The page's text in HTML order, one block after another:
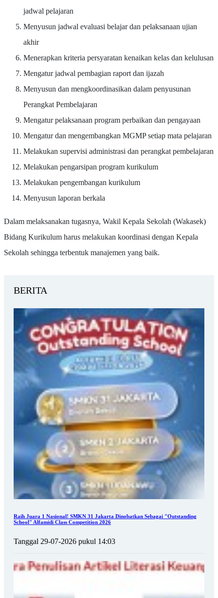
jadwal pelajaran
Menyusun jadwal evaluasi belajar dan pelaksanaan ujian
akhir
Menerapkan kriteria persyaratan kenaikan kelas dan kelulusan
Mengatur jadwal pembagian raport dan ijazah
Menyusun dan mengkoordinasikan dalam penyusunan
Perangkat Pembelajaran
Mengatur pelaksanaan program perbaikan dan pengayaan
Mengatur dan mengembangkan MGMP setiap mata pelajaran
Melakukan supervisi administrasi dan perangkat pembelajaran
Melakukan pengarsipan program kurikulum
Melakukan pengembangan kurikulum
Menyusun laporan berkala
Dalam melaksanakan tugasnya, Wakil Kepala Sekolah (Wakasek)
Bidang Kurikulum harus melakukan koordinasi dengan Kepala
Sekolah sehingga terbentuk manajemen yang baik.
BERITA
Raih Juara 1 Nasional! SMKN 31 Jakarta Dinobatkan Sebagai "Outstanding
School" Alfamidi Class Competition 2026
Tanggal 29-07-2026 pukul 14:03